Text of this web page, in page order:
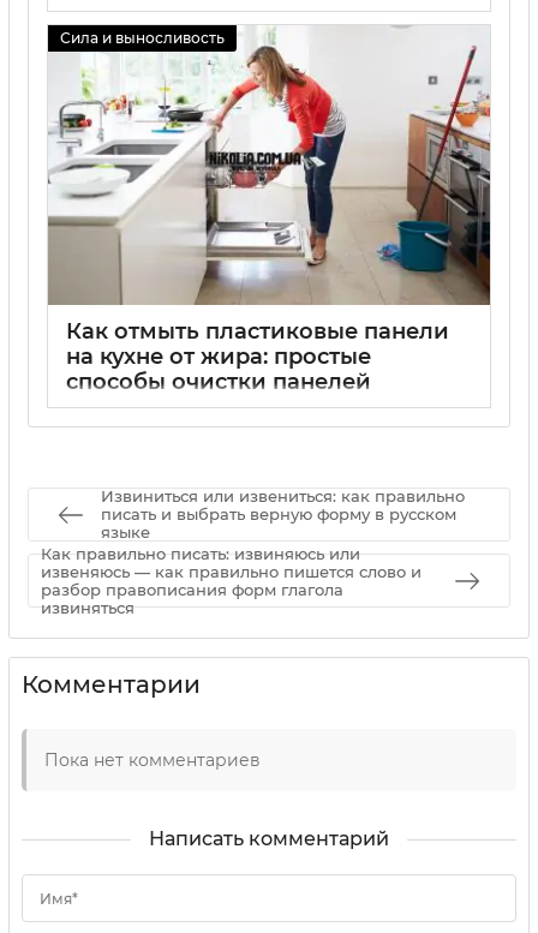
Сила и выносливость
Как отмыть пластиковые панели
на кухне от жира: простые
способы очистки панелей
Извиниться или извениться: как правильно
писать и выбрать верную форму в русском
языке
Как правильно писать: извиняюсь или
извеняюсь — как правильно пишется слово и
разбор правописания форм глагола
извиняться
Комментарии
Пока нет комментариев
Написать комментарий
Имя*